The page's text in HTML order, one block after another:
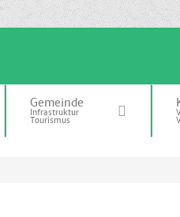
Gemeinde
Infrastruktur
Tourismus